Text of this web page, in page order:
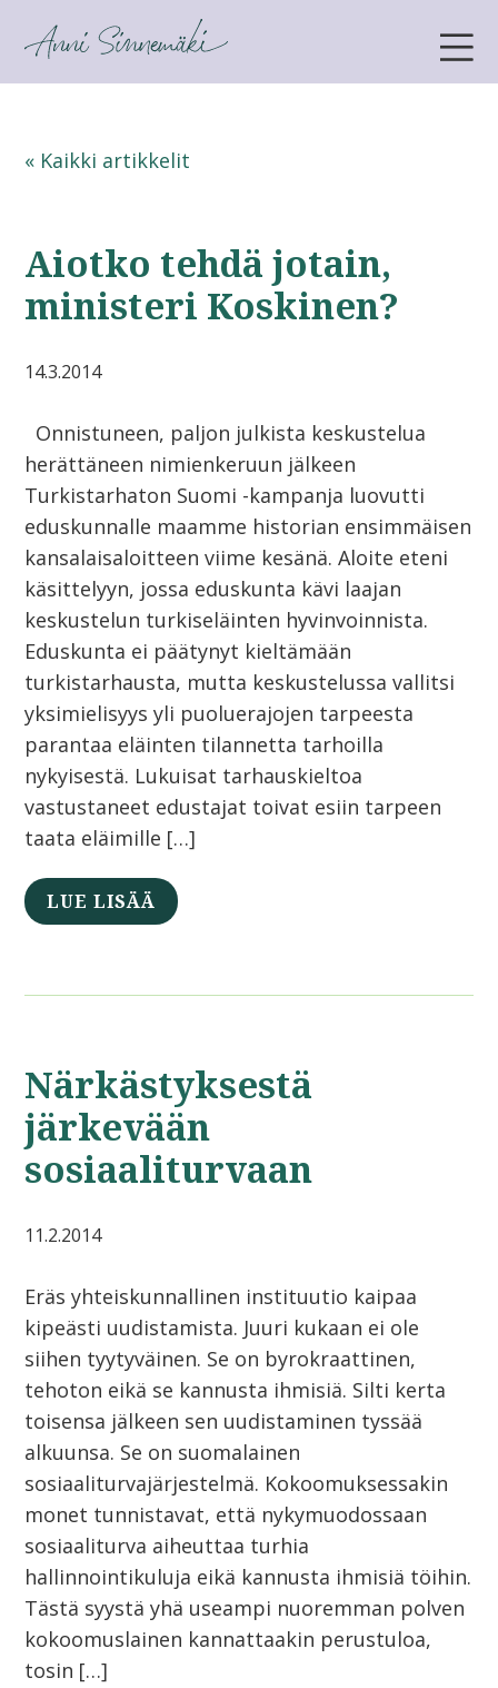
ANNI SINNEMÄKI
« Kaikki artikkelit
Aiotko tehdä jotain,
ministeri Koskinen?
14.3.2014
Onnistuneen, paljon julkista keskustelua
herättäneen nimienkeruun jälkeen
Turkistarhaton Suomi -kampanja luovutti
eduskunnalle maamme historian ensimmäisen
kansalaisaloitteen viime kesänä. Aloite eteni
käsittelyyn, jossa eduskunta kävi laajan
keskustelun turkiseläinten hyvinvoinnista.
Eduskunta ei päätynyt kieltämään
turkistarhausta, mutta keskustelussa vallitsi
yksimielisyys yli puoluerajojen tarpeesta
parantaa eläinten tilannetta tarhoilla
nykyisestä. Lukuisat tarhauskieltoa
vastustaneet edustajat toivat esiin tarpeen
taata eläimille […]
LUE LISÄÄ
Närkästyksestä
järkevään
sosiaaliturvaan
11.2.2014
Eräs yhteiskunnallinen instituutio kaipaa
kipeästi uudistamista. Juuri kukaan ei ole
siihen tyytyväinen. Se on byrokraattinen,
tehoton eikä se kannusta ihmisiä. Silti kerta
toisensa jälkeen sen uudistaminen tyssää
alkuunsa. Se on suomalainen
sosiaaliturvajärjestelmä. Kokoomuksessakin
monet tunnistavat, että nykymuodossaan
sosiaaliturva aiheuttaa turhia
hallinnointikuluja eikä kannusta ihmisiä töihin.
Tästä syystä yhä useampi nuoremman polven
kokoomuslainen kannattaakin perustuloa,
tosin […]